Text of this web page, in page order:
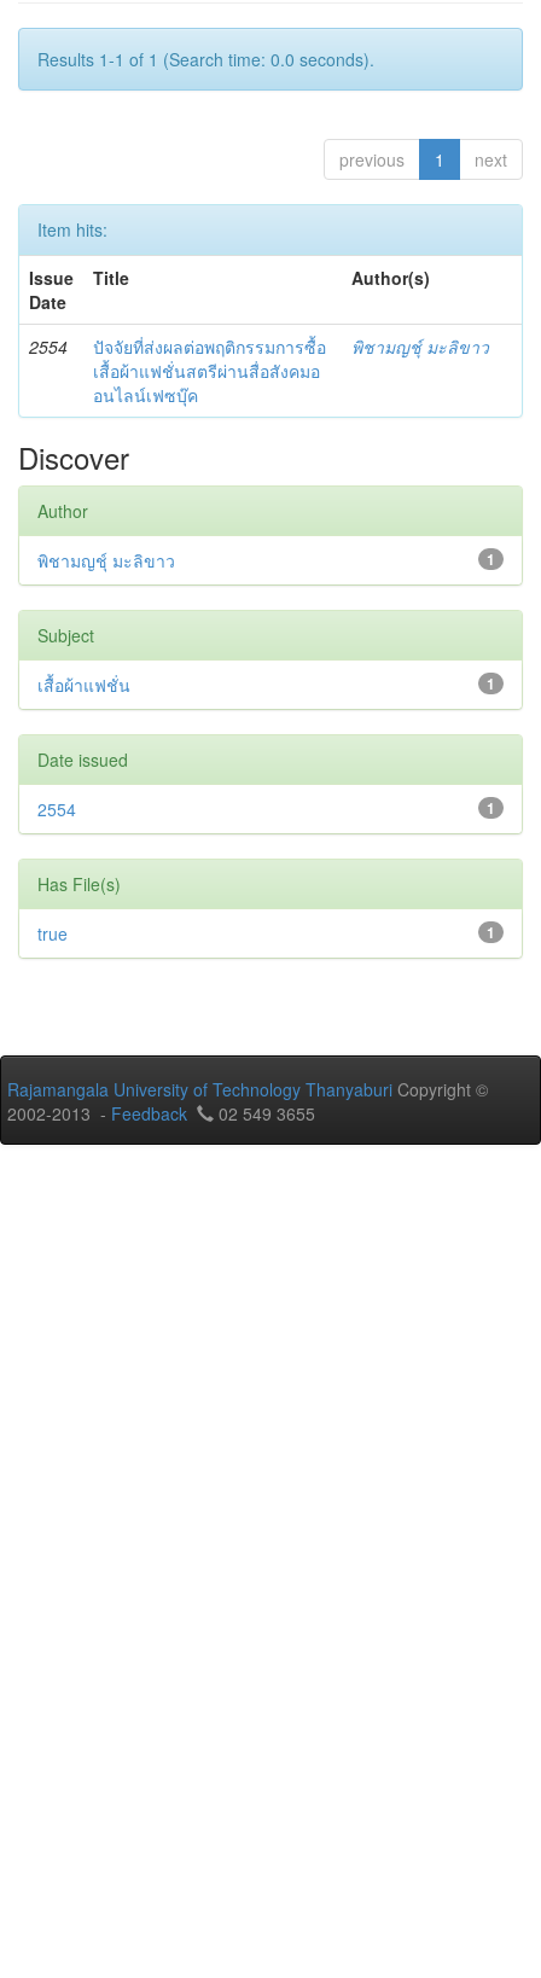
Results 1-1 of 1 (Search time: 0.0 seconds).
previous 1 next
Item hits:
Issue
Date
Title Author(s)
2554
ปัจจัยที่ส่งผลต่อพฤติกรรมการซื้อ
เสื้อผ้าแฟชั่นสตรีผ่านสื่อสังคมอ
อนไลน์เฟซบุ๊ค
พิชามญชุ์ มะลิขาว
Discover
Author
1
พิชามญชุ์ มะลิขาว
Subject
1
เสื้อผ้าแฟชั่น
Date issued
1
2554
Has File(s)
1
true
Rajamangala University of Technology Thanyaburi Copyright ©
2002-2013 - Feedback 02 549 3655